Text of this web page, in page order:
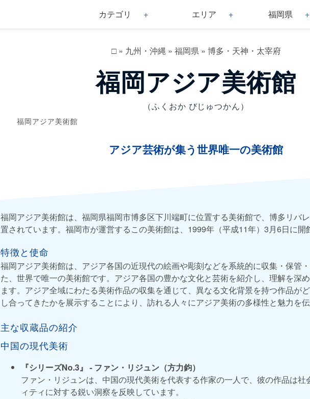
カテゴリ エリア 福岡県
□» 九州・沖縄 » 福岡県» 博多・天神・太宰府
福岡アジア美術館
（ふくおか びじゅつかん）
福岡アジア美術館
アジア芸術が集う世界唯一の美術館
福岡アジア美術館は、福岡県福岡市博多区下川端町に位置する美術館で、博多リバ
置されています。福岡市が運営するこの美術館は、1999年（平成11年）3月6日に開
特徴と使命
福岡アジア美術館は、アジア各国の近現代の絵画や彫刻などを系統的に収集・保管
た、世界で唯一の美術館です。アジア各国の豊かな文化と芸術を紹介し、理解を深
ます。アジア全域にわたる美術作品の収集を通じて、異なる文化背景を持つ作品が
し合ってきたかを展示することにより、訪れる人々にアジア美術の多様性と魅力を
主な収蔵品の紹介
中国の現代美術
『シリーズNo.3』 - ファン・リジュン（方力鈞）
ファン・リジュンは、中国の現代美術を代表する作家の一人で、彼の作品は社
ィティに対する鋭い洞察を反映しています。